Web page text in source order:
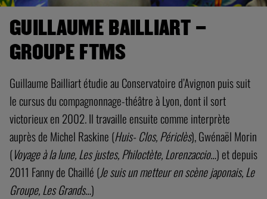
GUILLAUME BAILLIART –
GROUPE FTMS
Guillaume Bailliart étudie au Conservatoire d’Avignon puis suit
le cursus du compagnonnage-théâtre à Lyon, dont il sort
victorieux en 2002. Il travaille ensuite comme interprète
auprès de Michel Raskine (Huis- Clos, Périclès), Gwénaël Morin
(Voyage à la lune, Les justes, Philoctète, Lorenzaccio…) et depuis
2011 Fanny de Chaillé (Je suis un metteur en scène japonais, Le
Groupe, Les Grands…)